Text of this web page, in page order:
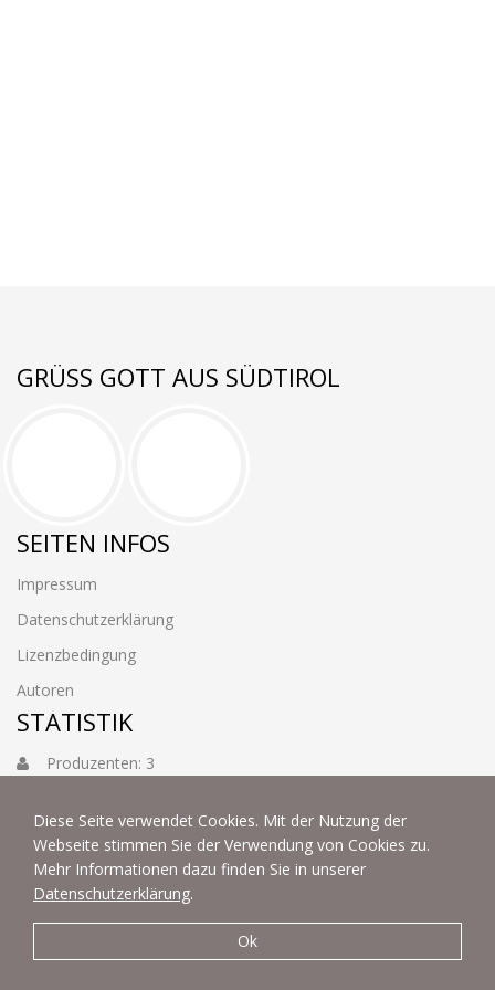
Diese Seite verwendet Cookies. Mit der Nutzung der
Webseite stimmen Sie der Verwendung von Cookies zu.
Mehr Informationen dazu finden Sie in unserer
Datenschutzerklärung.
Ok
GRÜSS GOTT AUS SÜDTIROL
SEITEN INFOS
Impressum
Datenschutzerklärung
Lizenzbedingung
Autoren
STATISTIK
Produzenten: 3
© 2022 | fotoart by Thommy & Sabine Weiss - Alle Rechte